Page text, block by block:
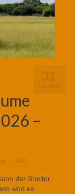
31
MAI 2026
–
| 0
der Shelter
wird es